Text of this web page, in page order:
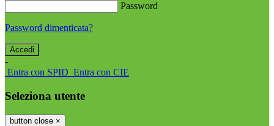
Password
Password dimenticata?
-
Entra con SPID Entra con CIE
Seleziona utente
button close ×